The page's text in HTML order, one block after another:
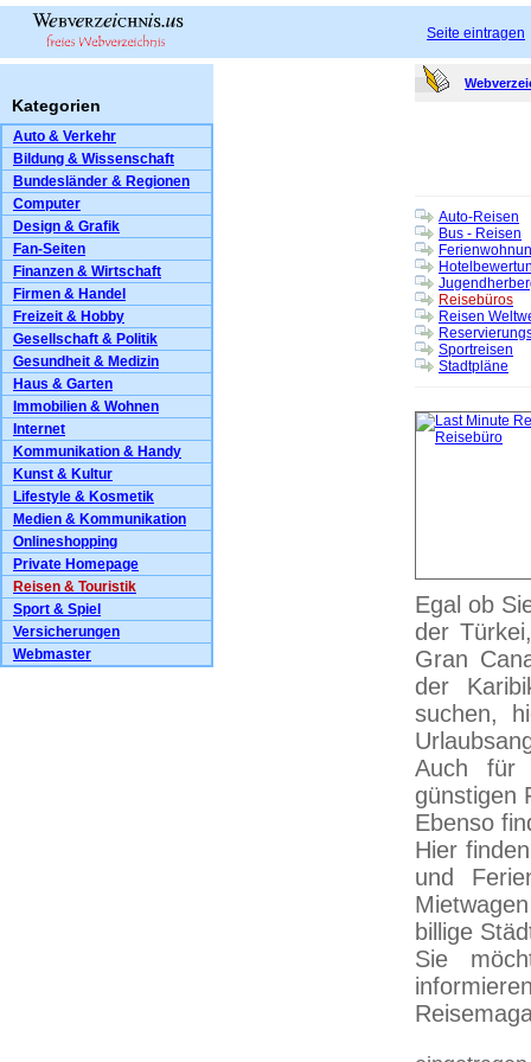
Seite eintragen
Kategorien
Auto & Verkehr
Bildung & Wissenschaft
Bundesländer & Regionen
Computer
Design & Grafik
Fan-Seiten
Finanzen & Wirtschaft
Firmen & Handel
Freizeit & Hobby
Gesellschaft & Politik
Gesundheit & Medizin
Haus & Garten
Immobilien & Wohnen
Internet
Kommunikation & Handy
Kunst & Kultur
Lifestyle & Kosmetik
Medien & Kommunikation
Onlineshopping
Private Homepage
Reisen & Touristik
Sport & Spiel
Versicherungen
Webmaster
Auto-Reisen
Bus - Reisen
Reisebüros
Reisen
Sportreisen
Stadtpläne
Egal ob
der
Gran
der
suchen,
Auch für
günstigen
Ebenso
Hier
und
billige
Sie